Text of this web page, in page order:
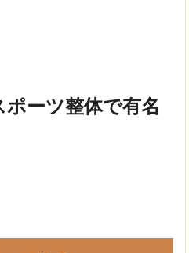
ーツ整体で有名